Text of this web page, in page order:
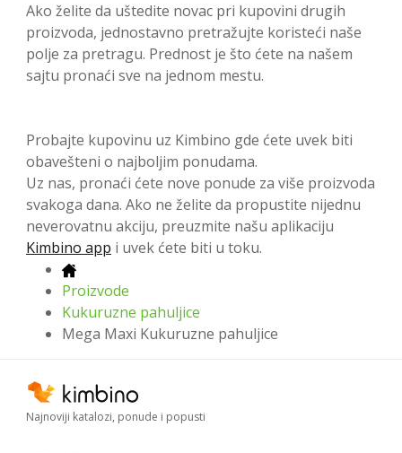
Ako želite da uštedite novac pri kupovini drugih
proizvoda, jednostavno pretražujte koristeći naše
polje za pretragu. Prednost je što ćete na našem
sajtu pronaći sve na jednom mestu.
Probajte kupovinu uz Kimbino gde ćete uvek biti
obavešteni o najboljim ponudama.
Uz nas, pronaći ćete nove ponude za više proizvoda
svakoga dana. Ako ne želite da propustite nijednu
neverovatnu akciju, preuzmite našu aplikaciju
Kimbino app i uvek ćete biti u toku.
Proizvode
Kukuruzne pahuljice
Mega Maxi Kukuruzne pahuljice
Najnoviji katalozi, ponude i popusti